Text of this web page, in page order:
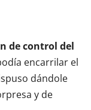
de control del
encarrilar el
dándole
y de